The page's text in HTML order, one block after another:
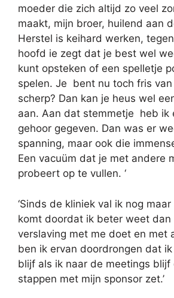
moeder die zich altijd zo veel
maakt, mijn broer, huilend aan
Herstel is keihard werken,
hoofd ie zegt dat je best wel
kunt opsteken of een spelletje
spelen. Je bent nu toch fris
scherp? Dan kan je heus wel
aan. Aan dat stemmetje heb ik
gehoor gegeven. Dan was er
spanning, maar ook die
Een vacuüm dat je met andere
probeert op te vullen. ‘
‘Sinds de kliniek val ik nog
komt doordat ik beter weet
verslaving met me doet en met
ben ik ervan doordrongen dat
blijf als ik naar de meetings blijf
stappen met mijn sponsor zet.’